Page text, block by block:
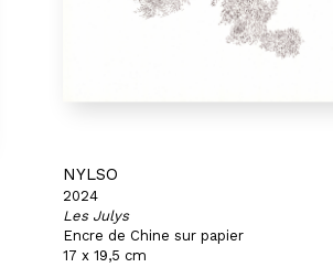
NYLSO
2024
Les Julys
Encre de Chine sur papier
17 x 19,5 cm